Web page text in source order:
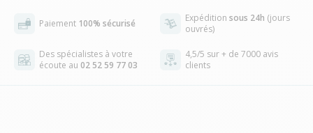
Paiement 100% sécurisé Expédition sous 24h (jours
ouvrés)
Des spécialistes à votre
écoute au 02 52 59 77 03
4,5/5 sur + de 7000 avis
clients